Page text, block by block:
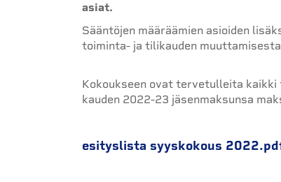
asiat.
Sääntöjen määräämien asioiden
toiminta- ja tilikauden
Kokoukseen ovat tervetulleita
kauden 2022-23 jäsenmaksunsa
esityslista syyskokous